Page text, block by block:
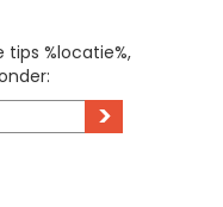
%locatie%,
>